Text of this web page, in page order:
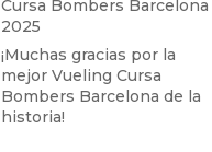
Cursa Bombers Barcelona
2025
¡Muchas gracias por la
mejor Vueling Cursa
Bombers Barcelona de la
historia!